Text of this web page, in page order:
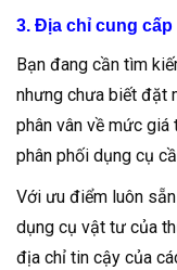
3. Địa chỉ cung cấp
Bạn đang cần tìm
nhưng chưa biết đặt
phân vân về mức
phân phối dụng cụ
Với ưu điểm luôn
dụng cụ vật tư của
địa chỉ tin cậy của